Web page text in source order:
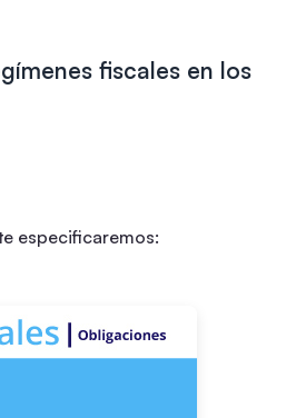
fiscales en los
especificaremos: